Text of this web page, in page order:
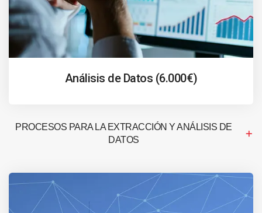
Análisis de Datos (6.000€)
PROCESOS PARA LA EXTRACCIÓN Y ANÁLISIS DE
DATOS